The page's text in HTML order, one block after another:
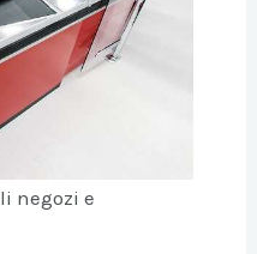
negozi e